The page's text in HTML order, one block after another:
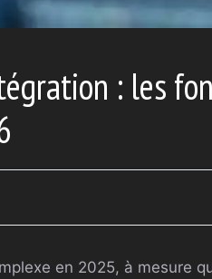
: les
en 2025, à mesure